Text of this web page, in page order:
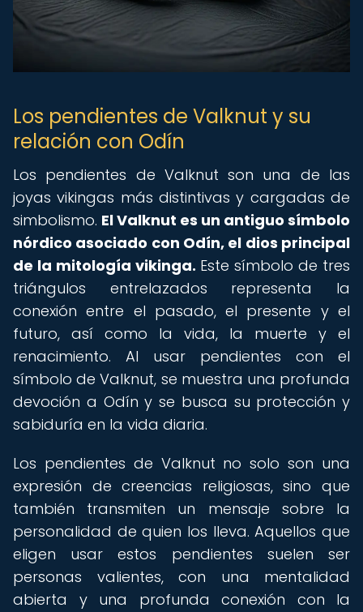
Los pendientes de Valknut y su
relación con Odín
Los pendientes de Valknut son una de las
joyas vikingas más distintivas y cargadas de
simbolismo. El Valknut es un antiguo símbolo
nórdico asociado con Odín, el dios principal
de la mitología vikinga. Este símbolo de tres
triángulos entrelazados representa la
conexión entre el pasado, el presente y el
futuro, así como la vida, la muerte y el
renacimiento. Al usar pendientes con el
símbolo de Valknut, se muestra una profunda
devoción a Odín y se busca su protección y
sabiduría en la vida diaria.
Los pendientes de Valknut no solo son una
expresión de creencias religiosas, sino que
también transmiten un mensaje sobre la
personalidad de quien los lleva. Aquellos que
eligen usar estos pendientes suelen ser
personas valientes, con una mentalidad
abierta y una profunda conexión con la